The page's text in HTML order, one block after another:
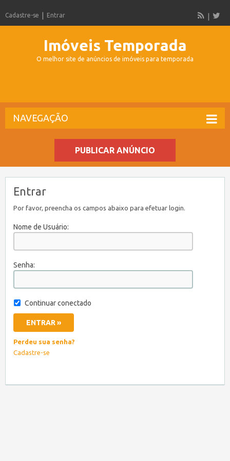
Cadastre-se Entrar
Imóveis Temporada
O melhor site de anúncios de imóveis para temporada
NAVEGAÇÃO
PUBLICAR ANÚNCIO
Entrar
Por favor, preencha os campos abaixo para efetuar login.
Nome de Usuário:
Senha:
Continuar conectado
Perdeu sua senha?
Cadastre-se